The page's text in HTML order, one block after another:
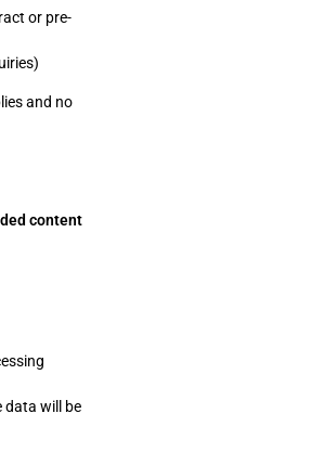
or pre-
and no
content
data will be